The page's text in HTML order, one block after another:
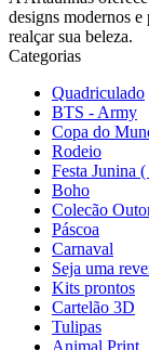
designs modernos
realçar sua beleza.
Categorias
Quadriculado
BTS - Army
Copa do
Rodeio
Festa Junina
Boho
Colecão
Páscoa
Carnaval
Seja uma
Kits prontos
Cartelão 3D
Tulipas
Animal Print